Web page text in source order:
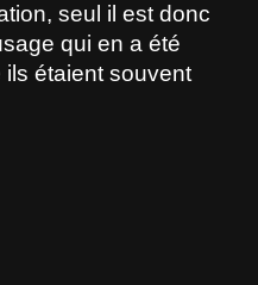
seul il est donc
qui en a été
ils étaient souvent